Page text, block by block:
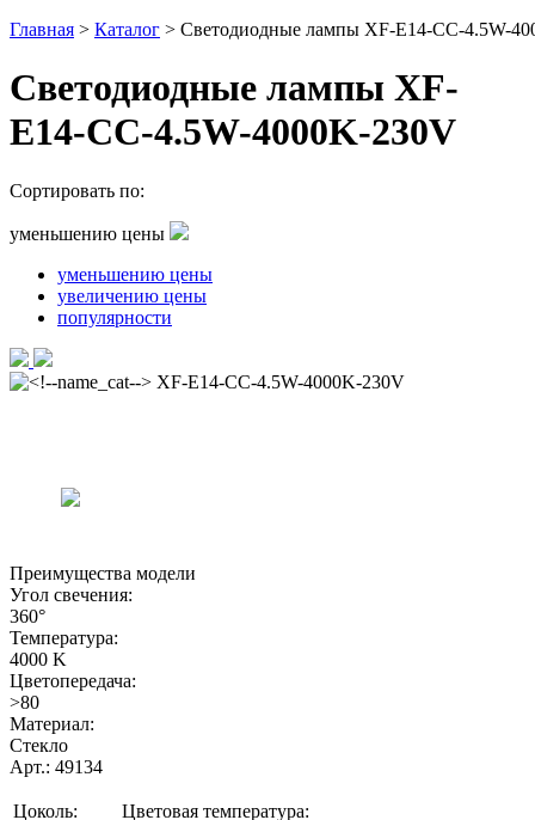
Главная > Каталог > Светодиодные лампы XF-E14-CC-4.5W-
Светодиодные лампы XF-
E14-CC-4.5W-4000K-230V
Сортировать по:
уменьшению цены
уменьшению цены
увеличению цены
популярности
Преимущества модели
Угол свечения:
360°
Температура:
4000 K
Цветопередача:
>80
Материал:
Стекло
Арт.: 49134
Цоколь:
Цветовая температура: